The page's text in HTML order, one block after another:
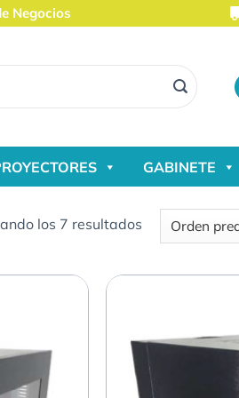
Negocios
GABINETE
los 7 resultados